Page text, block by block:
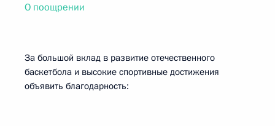
О поощрении
За большой вклад в развитие отечественного
баскетбола и высокие спортивные достижения
объявить благодарность: